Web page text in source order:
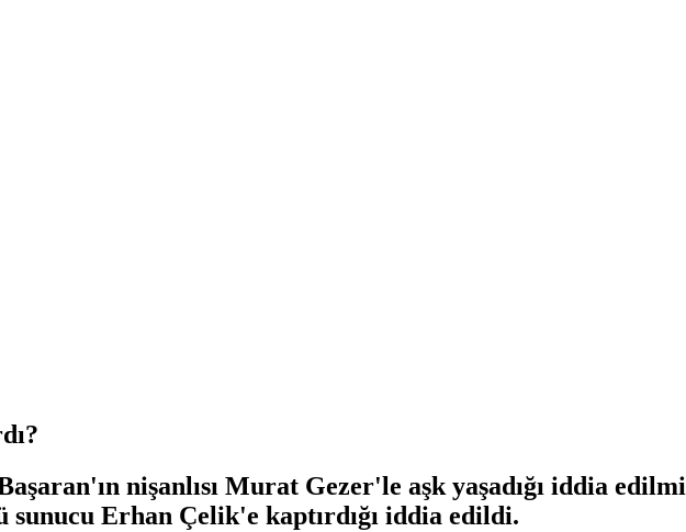
nişanlısı Murat Gezer'le aşk yaşadığı iddia
sunucu Erhan Çelik'e kaptırdığı iddia edildi.